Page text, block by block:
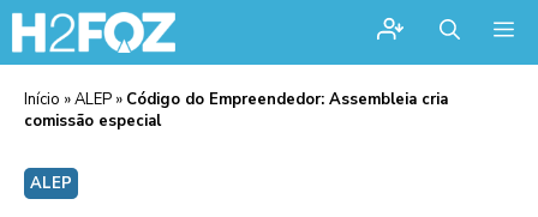
Início »ALEP » Código do Empreendedor: Assembleia cria
comissão especial
ALEP